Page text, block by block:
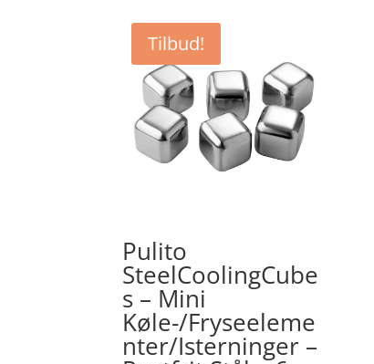
Tilbud!
Pulito
SteelCoolingCube
s – Mini
Køle-/Fryseeleme
nter/Isterninger –